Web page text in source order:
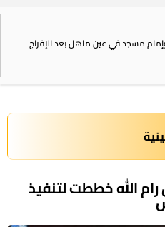
مسجد في عين ماهل بعد الإفراج
الله خططت لتنفيذ